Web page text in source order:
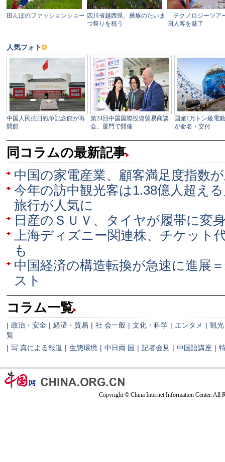
同コラムの最新記事
中国の家電産業、顧客満足度指数
今年の訪中観光客は1.38億人超え
旅行が人気に
日産のＳＵＶ、タイヤが履帯に変
上海ディズニー関連株、チケット
も
中国経済の構造転換が急速に進展
スト
コラム一覧
| 政治・安全 | 経済・貿易 | 社 会一般 | 文化・科学 | エンタメ | 観光
覧
| 写 真による報道 | 生態環境 | 中日両 国 | 記者会見 | 中国語講座 |